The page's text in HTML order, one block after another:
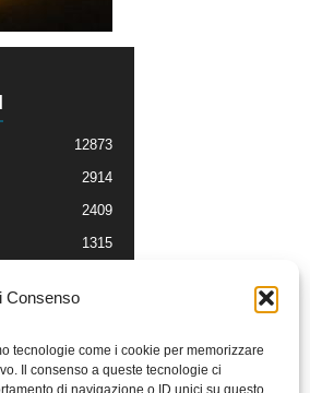
Consenso
tecnologie come i cookie per memorizzare
Il consenso a queste tecnologie ci
di navigazione o ID unici su questo
12873
2914
2409
1315